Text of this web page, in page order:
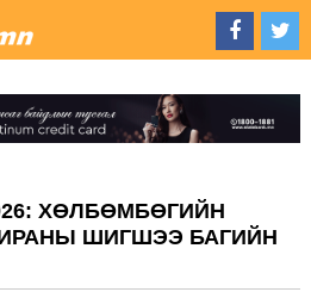
ХӨЛБӨМБӨГИЙН
ШИГШЭЭ БАГИЙН